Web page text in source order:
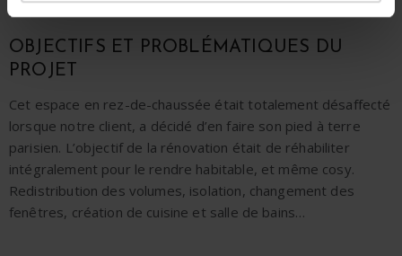
immédiate du Trocadero.
OBJECTIFS ET PROBLÉMATIQUES DU
PROJET
Cet espace en rez-de-chaussée était totalement désaffecté
lorsque notre client, a décidé d’en faire son pied à terre
parisien. L’objectif de la rénovation était de réhabiliter
intégralement pour le rendre habitable, et même cosy.
Redistribution des volumes, isolation, changement des
fenêtres, création de cuisine et salle de bains…